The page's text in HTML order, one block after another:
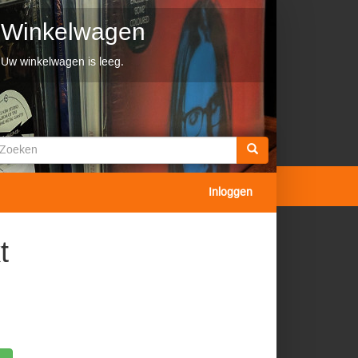
Winkelwagen
Uw winkelwagen is leeg.
Inloggen